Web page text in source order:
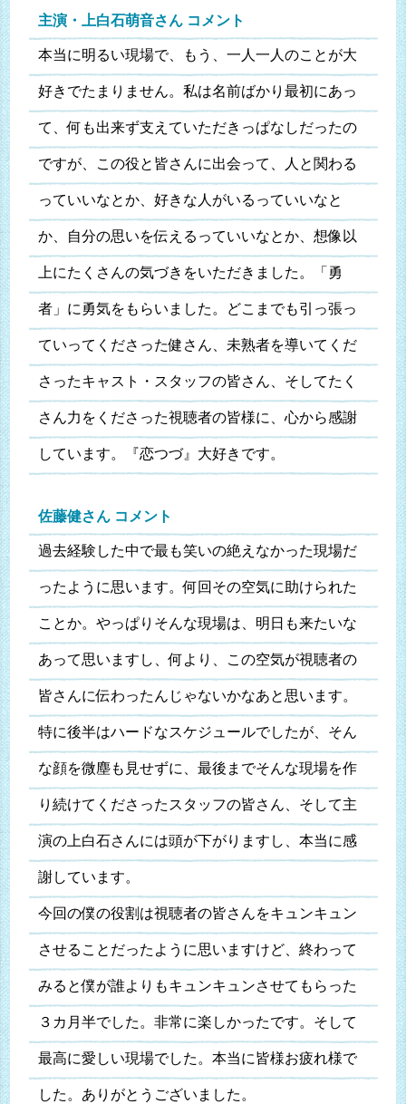
主演・上白石萌音さん コメント
本当に明るい現場で、もう、一人一人のことが大
好きでたまりません。私は名前ばかり最初にあっ
て、何も出来ず支えていただきっぱなしだったの
ですが、この役と皆さんに出会って、人と関わる
っていいなとか、好きな人がいるっていいなと
か、自分の思いを伝えるっていいなとか、想像以
上にたくさんの気づきをいただきました。「勇
者」に勇気をもらいました。どこまでも引っ張っ
ていってくださった健さん、未熟者を導いてくだ
さったキャスト・スタッフの皆さん、そしてたく
さん力をくださった視聴者の皆様に、心から感謝
しています。『恋つづ』大好きです。
佐藤健さん コメント
過去経験した中で最も笑いの絶えなかった現場だ
ったように思います。何回その空気に助けられた
ことか。やっぱりそんな現場は、明日も来たいな
あって思いますし、何より、この空気が視聴者の
皆さんに伝わったんじゃないかなあと思います。
特に後半はハードなスケジュールでしたが、そん
な顔を微塵も見せずに、最後までそんな現場を作
り続けてくださったスタッフの皆さん、そして主
演の上白石さんには頭が下がりますし、本当に感
謝しています。
今回の僕の役割は視聴者の皆さんをキュンキュン
させることだったように思いますけど、終わって
みると僕が誰よりもキュンキュンさせてもらった
３カ月半でした。非常に楽しかったです。そして
最高に愛しい現場でした。本当に皆様お疲れ様で
した。ありがとうございました。